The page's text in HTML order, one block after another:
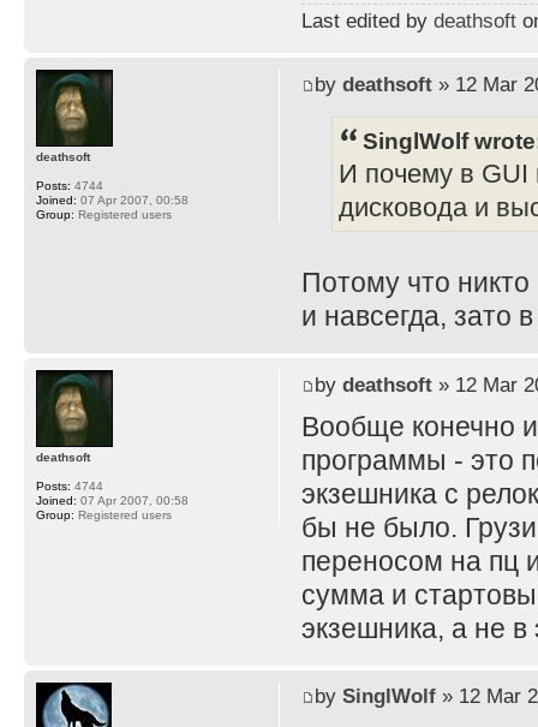
Last edited by deathsoft
by deathsoft» 12 Mar
SinglWolf
И почему в GUI
дисковода и
Потому что
и навсегда, зато
deathsoft
Posts: 4744
Joined: 07 Apr 2007, 00:58
Group: Registered users
by deathsoft» 12 Mar
Вообще конечно
программы - это
экзешника с
бы не было.
переносом на пц
сумма и
экзешника, а не в
deathsoft
Posts: 4744
Joined: 07 Apr 2007, 00:58
Group: Registered users
by SinglWolf» 12 Mar